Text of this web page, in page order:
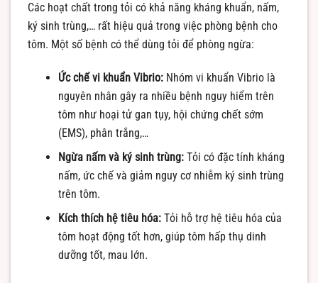
Các hoạt chất trong tỏi có khả năng kháng khuẩn, nấm,
ký sinh trùng,… rất hiệu quả trong việc phòng bệnh cho
tôm. Một số bệnh có thể dùng tỏi để phòng ngừa:
Ức chế vi khuẩn Vibrio:Nhóm vi khuẩn Vibrio là
nguyên nhân gây ra nhiều bệnh nguy hiểm trên
tôm như hoại tử gan tụy, hội chứng chết sớm
(EMS), phân trắng,…
Ngừa nấm và ký sinh trùng:Tỏi có đặc tính kháng
nấm, ức chế và giảm nguy cơ nhiễm ký sinh trùng
trên tôm.
Kích thích hệ tiêu hóa:Tỏi hỗ trợ hệ tiêu hóa của
tôm hoạt động tốt hơn, giúp tôm hấp thụ dinh
dưỡng tốt, mau lớn.